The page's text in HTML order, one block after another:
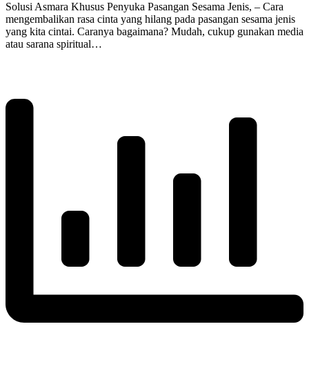
Solusi Asmara Khusus Penyuka Pasangan Sesama Jenis, – Cara
mengembalikan rasa cinta yang hilang pada pasangan sesama jenis
yang kita cintai. Caranya bagaimana? Mudah, cukup gunakan media
atau sarana spiritual…